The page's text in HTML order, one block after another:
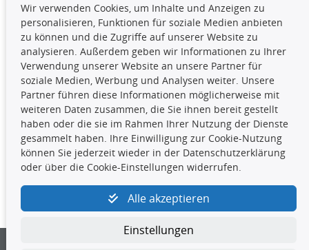
Die hier angezeigten Daten,
insbesondere die gesamte Datenbank,
dürfen nicht kopiert werden. Es ist zu
unterlassen, die Daten oder die gesamte Datenbank ohne
vorherige Zustimmung TecDocs zu vervielfältigen, zu
verbreiten und/oder diese Handlungen durch Dritte ausführen
zu lassen. Ein Zuwiderhandeln stellt eine
Urheberrechtsverletzung dar und wird verfolgt.
Kontakt
kundenservice@4yourcar.de
Wir verwenden Cookies, um Inhalte und Anzeigen zu
personalisieren, Funktionen für soziale Medien anbieten
zu können und die Zugriffe auf unserer Website zu
analysieren. Außerdem geben wir Informationen zu Ihrer
Verwendung unserer Website an unsere Partner für
soziale Medien, Werbung und Analysen weiter. Unsere
Partner führen diese Informationen möglicherweise mit
weiteren Daten zusammen, die Sie ihnen bereit gestellt
haben oder die sie im Rahmen Ihrer Nutzung der Dienste
gesammelt haben. Ihre Einwilligung zur Cookie-Nutzung
können Sie jederzeit wieder in der Datenschutzerklärung
oder über die Cookie-Einstellungen widerrufen.
Alle akzeptieren
Einstellungen